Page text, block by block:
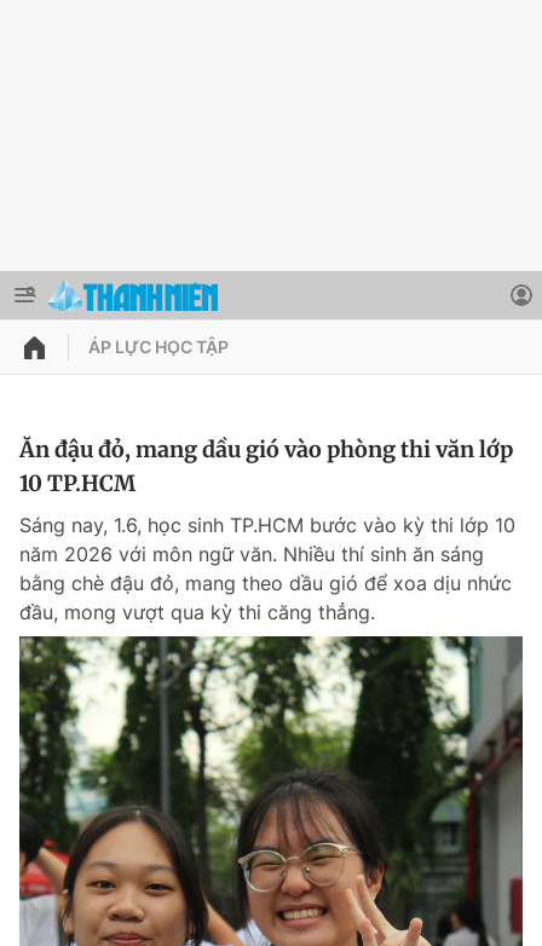
QUẢNG CÁO
Chuyên mục khác
Chào ngày mới Tin 24h
Tin thị trường Tin 360
Video Magazine
Sản phẩm khác
Tiện ích Bạn cần biết
Thông tin tài khoản
Đổi mật khẩu
Tin đã lưu
Tin đã xem
Đăng xuất
ÁP LỰC HỌC TẬP
Ăn đậu đỏ, mang dầu gió vào phòng thi văn lớp
10 TP.HCM
Sáng nay, 1.6, học sinh TP.HCM bước vào kỳ thi lớp 10
năm 2026 với môn ngữ văn. Nhiều thí sinh ăn sáng
bằng chè đậu đỏ, mang theo dầu gió để xoa dịu nhức
đầu, mong vượt qua kỳ thi căng thẳng.